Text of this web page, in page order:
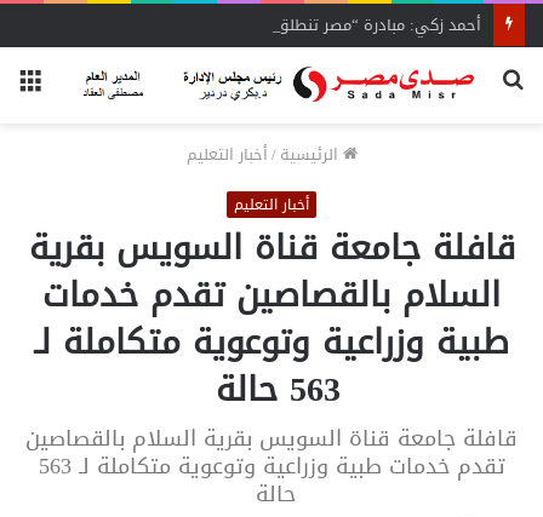
أحمد زكي: مبادرة “مصر تنطلق بالتصدير”
بحث
الرئيسية/أخبار التعليم
أخبار التعليم
قافلة جامعة قناة السويس بقرية
السلام بالقصاصين تقدم خدمات
طبية وزراعية وتوعوية متكاملة لـ
563 حالة
قافلة جامعة قناة السويس بقرية السلام بالقصاصين
تقدم خدمات طبية وزراعية وتوعوية متكاملة لـ 563
حالة